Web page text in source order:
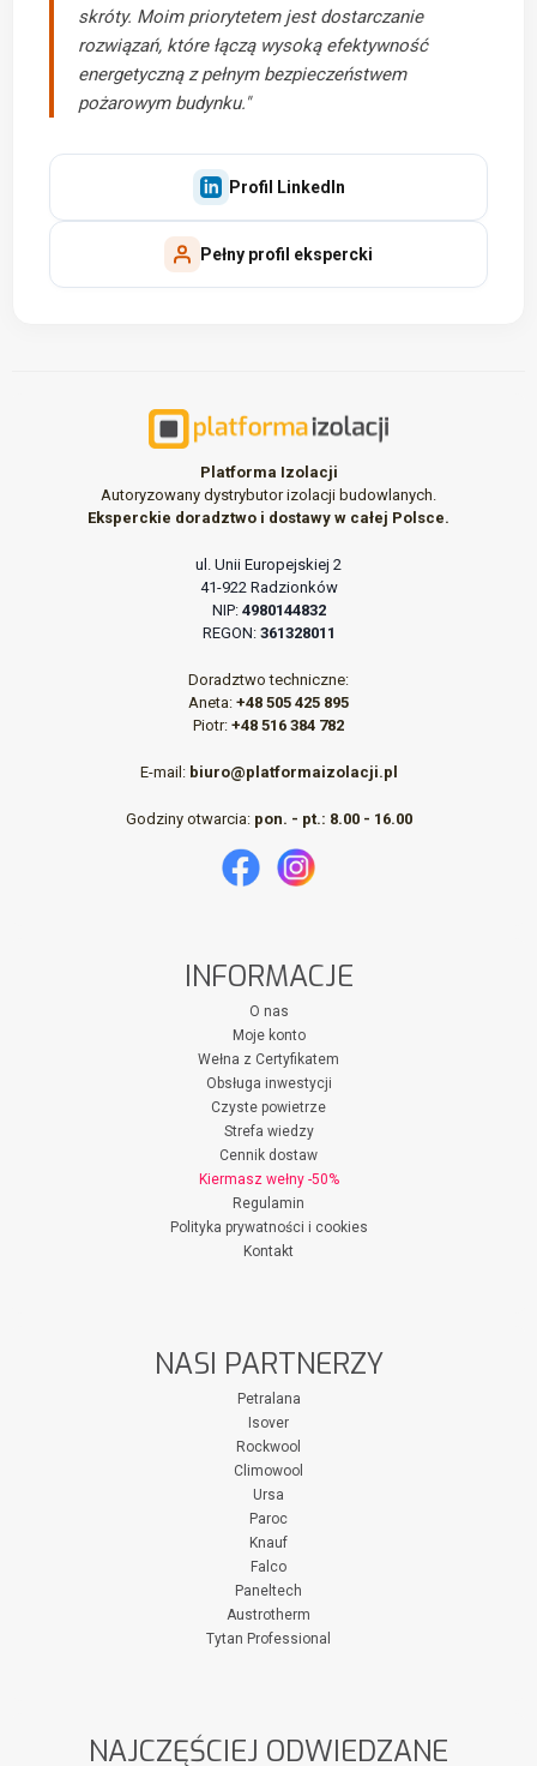
skróty. Moim priorytetem jest dostarczanie
rozwiązań, które łączą wysoką efektywność
energetyczną z pełnym bezpieczeństwem
pożarowym budynku."
Profil LinkedIn
Pełny profil ekspercki
Platforma Izolacji
Autoryzowany dystrybutor izolacji budowlanych.
Eksperckie doradztwo i dostawy w całej Polsce.
ul. Unii Europejskiej 2
41-922 Radzionków
NIP: 4980144832
REGON: 361328011
Doradztwo techniczne:
Aneta: +48 505 425 895
Piotr: +48 516 384 782
E-mail: biuro@platformaizolacji.pl
Godziny otwarcia: pon. - pt.: 8.00 - 16.00
INFORMACJE
O nas
Moje konto
Wełna z Certyfikatem
Obsługa inwestycji
Czyste powietrze
Strefa wiedzy
Cennik dostaw
Kiermasz wełny -50%
Regulamin
Polityka prywatności i cookies
Kontakt
NASI PARTNERZY
Petralana
Isover
Rockwool
Climowool
Ursa
Paroc
Knauf
Falco
Paneltech
Austrotherm
Tytan Professional
NAJCZĘŚCIEJ ODWIEDZANE